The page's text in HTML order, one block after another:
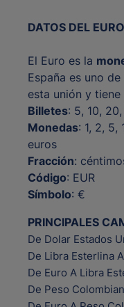
DATOS DEL EURO
El Euro es la
España es uno
esta unión y
Billetes: 5, 10,
Monedas: 1, 2, 5,
euros
Fracción:
Código: EUR
Símbolo: €
PRINCIPALES
De Dolar Estados
De Libra Esterlina
De Euro A Libra
De Peso